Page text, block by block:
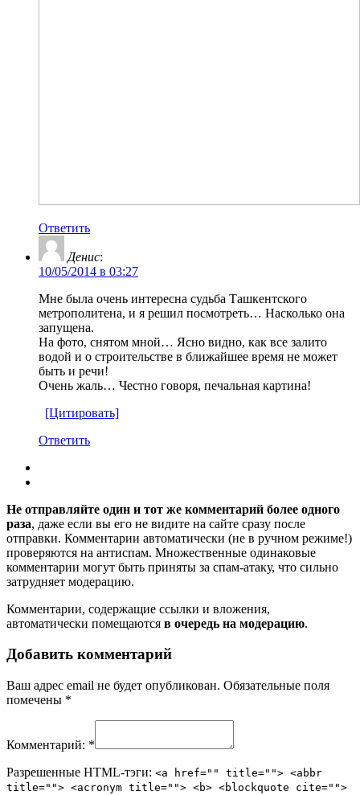
Ответить
Денис:
10/05/2014 в 03:27
Мне была очень интересна судьба Ташкентского
метрополитена, и я решил посмотреть… Насколько она
запущена.
На фото, снятом мной… Ясно видно, как все залито
водой и о строительстве в ближайшее время не может
быть и речи!
Очень жаль… Честно говоря, печальная картина!
[Цитировать]
Ответить
Не отправляйте один и тот же комментарий более одного
раза, даже если вы его не видите на сайте сразу после
отправки. Комментарии автоматически (не в ручном режиме!)
проверяются на антиспам. Множественные одинаковые
комментарии могут быть приняты за спам-атаку, что сильно
затрудняет модерацию.
Комментарии, содержащие ссылки и вложения,
автоматически помещаются в очередь на модерацию.
Добавить комментарий
Ваш адрес email не будет опубликован. Обязательные поля
помечены *
Комментарий: *
Разрешенные HTML-тэги: <a href="" title=""> <abbr
title=""> <acronym title=""> <b> <blockquote cite="">